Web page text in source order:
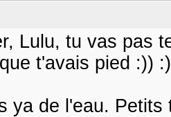
Lulu, tu vas pas
t'avais pied :))
ya de l'eau.